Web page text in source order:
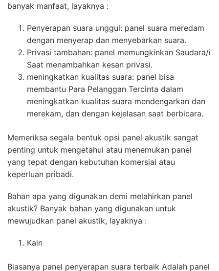
banyak manfaat, layaknya :
Penyerapan suara unggul: panel suara meredam
dengan menyerap dan menyebarkan suara.
Privasi tambahan: panel memungkinkan Saudara/i
Saat menambahkan kesan privasi.
meningkatkan kualitas suara: panel bisa
membantu Para Pelanggan Tercinta dalam
meningkatkan kualitas suara mendengarkan dan
merekam, dan dengan kejelasan saat berbicara.
Memeriksa segala bentuk opsi panel akustik sangat
penting untuk mengetahui atau menemukan panel
yang tepat dengan kebutuhan komersial atau
keperluan pribadi.
Bahan apa yang digunakan demi melahirkan panel
akustik? Banyak bahan yang digunakan untuk
mewujudkan panel akustik, layaknya :
Kain
Biasanya panel penyerapan suara terbaik Adalah panel